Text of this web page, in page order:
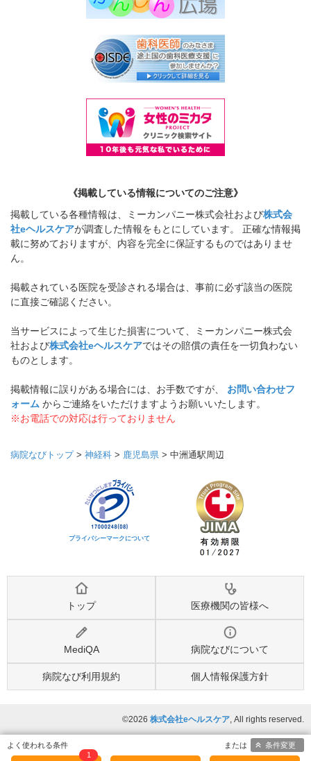
《掲載している情報についてのご注意》
掲載している各種情報は、ミーカンパニー株式会社および株式会
社eヘルスケアが調査した情報をもとにしています。 正確な情報掲
載に努めておりますが、内容を完全に保証するものではありませ
ん。
掲載されている医院を受診される場合は、事前に必ず該当の医院
に直接ご確認ください。
当サービスによって生じた損害について、ミーカンパニー株式会
社および株式会社eヘルスケアではその賠償の責任を一切負わない
ものとします。
掲載情報に誤りがある場合には、お手数ですが、 お問い合わせフ
ォーム からご連絡をいただけますようお願いいたします。
※お電話での対応は行っておりません
病院なびトップ> 神経科 > 鹿児島県 > 中洲通駅周辺
プライバシーマークについて
トップ 医療機関の皆様へ
MediQA 病院なびについて
病院なび利用規約 個人情報保護方針
©2026 株式会社eヘルスケア, All rights reserved.
1
条件変更